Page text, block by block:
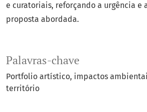
Palavras-chave
Portfolio artístico impactos
território
e curatoriais, reforçando a urgência e
proposta abordada.